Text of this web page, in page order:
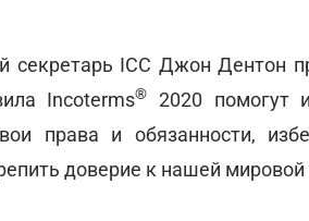
секретарь IСС Джон Дентон
Incoterms®
2020 помогут
права и обязанности,
доверие к нашей мировой